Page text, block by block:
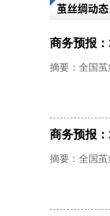
茧丝绸动态
商务预报
摘要：全国茧
商务预报
摘要：全国茧